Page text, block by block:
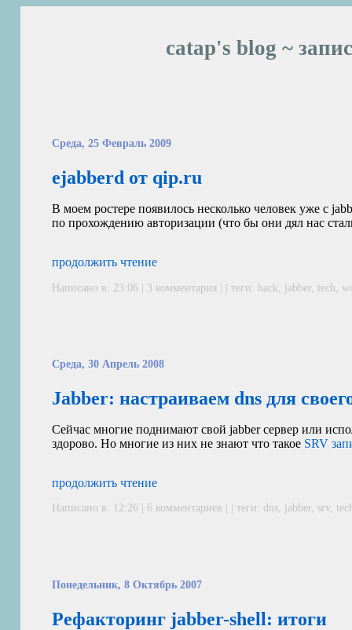
catap's blog ~
Среда, 25 Февраль 2009
ejabberd от qip.ru
В моем ростере появилось несколько человек уже с
по прохождению авторизации (что бы они дял нас
продолжить чтение
Написано в: 23:06 | 3 комментария | | теги: hack jabber, tech ,
Среда, 30 Апрель 2008
Jabber: настраиваем dns для
Сейчас многие поднимают свой jabber сервер или
здорово. Но многие из них не знают что такое SRV
продолжить чтение
Написано в: 12:26 | 6 комментариев | | теги: dns, jabber, srv,
Понедельник, 8 Октябрь 2007
Рефакторинг jabber-shell: итоги